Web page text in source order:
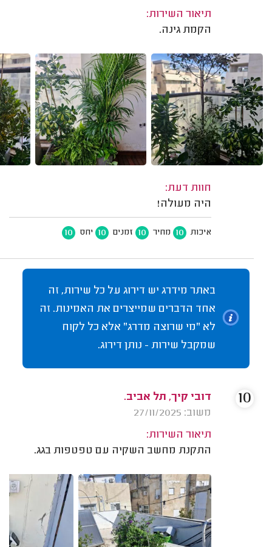
תיאור השירות:
הקמת גינה.
חוות דעת:
היה מעולה!
איכות 10 מחיר 10 זמנים 10 יחס 10
באתר מידרג יש דירוג על כל שירות, זה
אחד הדברים שמייצרים את האמינות. זה
לא "מי שרוצה מדרג" אלא כל לקוח
שמקבל שירות - נותן דירוג.
דובי קיך, תל אביב.
משוב: 27/11/2025
תיאור השירות:
התקנת מחשב השקיה עם טפטפות בגג.
10